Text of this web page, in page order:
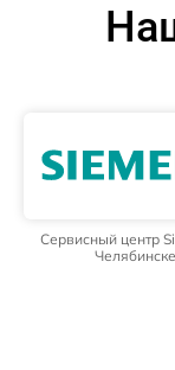
Сервисный центр
Челябинске